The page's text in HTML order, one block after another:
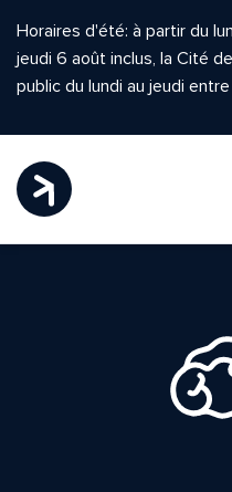
Horaires d'été: à partir du
jeudi 6 août inclus, la Cité
public du lundi au jeudi entre